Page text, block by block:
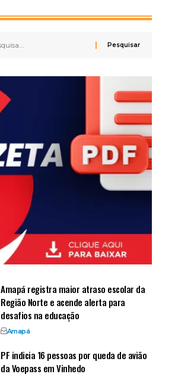
Amapá registra maior atraso escolar da
Região Norte e acende alerta para
desafios na educação
Amapá
PF indicia 16 pessoas por queda de avião
da Voepass em Vinhedo